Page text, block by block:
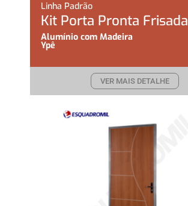
Linha Padrão
Kit Porta Pronta Frisada
Alumínio com Madeira
Ypê
VER MAIS DETALHE